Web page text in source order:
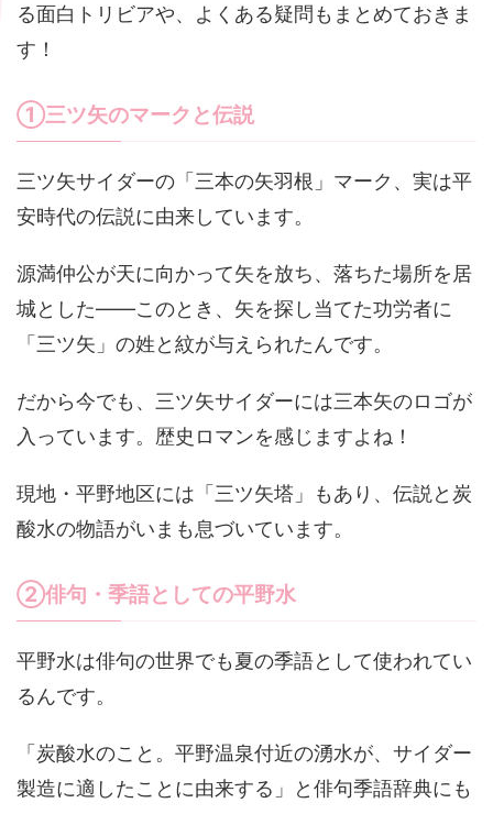
る面白トリビアや、よくある疑問もまとめておきま
す！
①三ツ矢のマークと伝説
三ツ矢サイダーの「三本の矢羽根」マーク、実は平
安時代の伝説に由来しています。
源満仲公が天に向かって矢を放ち、落ちた場所を居
城とした――このとき、矢を探し当てた功労者に
「三ツ矢」の姓と紋が与えられたんです。
だから今でも、三ツ矢サイダーには三本矢のロゴが
入っています。歴史ロマンを感じますよね！
現地・平野地区には「三ツ矢塔」もあり、伝説と炭
酸水の物語がいまも息づいています。
②俳句・季語としての平野水
平野水は俳句の世界でも夏の季語として使われてい
るんです。
「炭酸水のこと。平野温泉付近の湧水が、サイダー
製造に適したことに由来する」と俳句季語辞典にも